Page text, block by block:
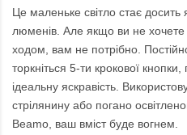
Це маленьке світло стає
люменів. Але якщо ви не хочете
ходом, вам не потрібно.
торкніться 5-ти крокової
ідеальну яскравість.
стрілянину або погано
Beamo, ваш вміст буде вогнем.